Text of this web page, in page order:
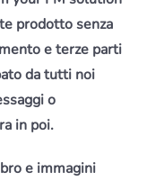
prodotto senza
e terze parti
da tutti noi
o
in poi.
e immagini